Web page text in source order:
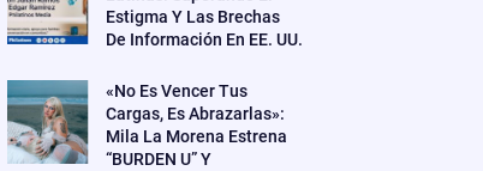
Estigma Y Las Brechas
De Información En EE. UU.
«No Es Vencer Tus
Cargas, Es Abrazarlas»:
Mila La Morena Estrena
“BURDEN U” Y